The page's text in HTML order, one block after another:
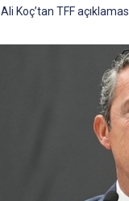
Ali Koç’tan TFF